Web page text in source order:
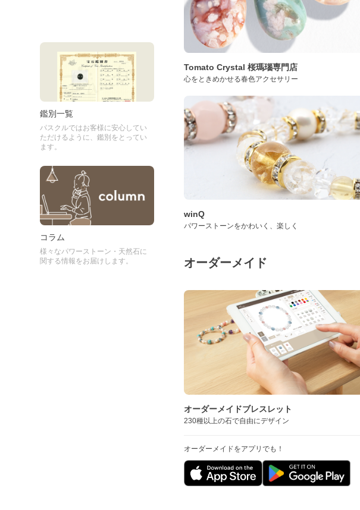
鑑別一覧
パスクルではお客様に安心してい
ただけるように、鑑別をとってい
ます。
コラム
様々なパワーストーン・天然石に
関する情報をお届けします。
Tomato Crystal 桜瑪瑙専門店
心をときめかせる春色アクセサリー
winQ
パワーストーンをかわいく、楽しく
オーダーメイド
オーダーメイドブレスレット
230種以上の石で自由にデザイン
オーダーメイドをアプリでも！